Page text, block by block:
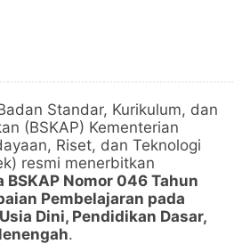
Standar, Kurikulum, dan
(BSKAP) Kementerian
Riset, dan Teknologi
resmi menerbitkan
BSKAP Nomor 046 Tahun
Pembelajaran pada
Dini, Pendidikan Dasar,
.